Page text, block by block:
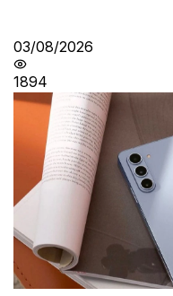
03/08/2026
1894